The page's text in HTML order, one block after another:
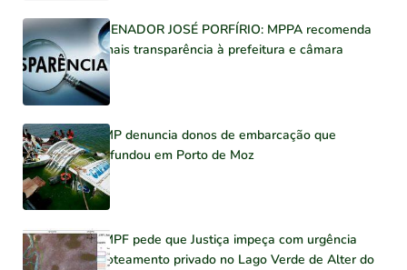
SENADOR JOSÉ PORFÍRIO: MPPA recomenda
mais transparência à prefeitura e câmara
MP denuncia donos de embarcação que
afundou em Porto de Moz
MPF pede que Justiça impeça com urgência
loteamento privado no Lago Verde de Alter do